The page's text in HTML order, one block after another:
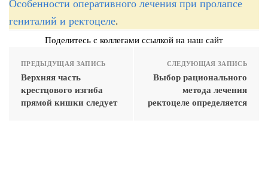
гениталий и ректоцеле.
Поделитесь с коллегами ссылкой на наш сайт
ПРЕДЫДУЩАЯ ЗАПИСЬ
Верхняя часть
крестцового изгиба
прямой кишки следует
СЛЕДУЮЩАЯ ЗАПИСЬ
Выбор рационального
метода лечения
ректоцеле определяется